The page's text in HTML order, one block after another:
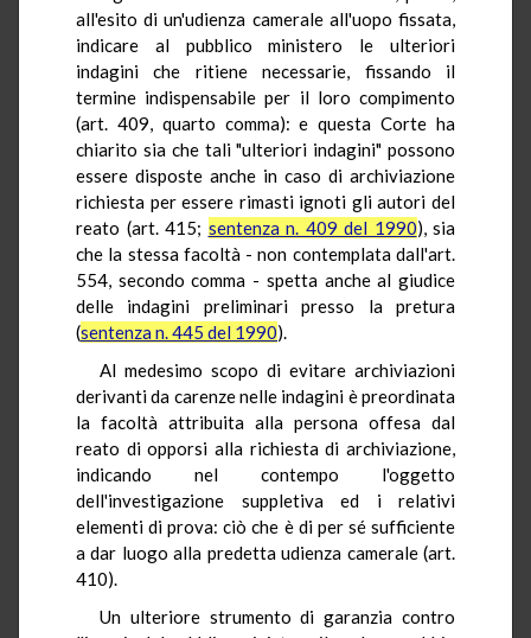
all'esito di un'udienza camerale all'uopo fissata,
indicare al pubblico ministero le ulteriori
indagini che ritiene necessarie, fissando il
termine indispensabile per il loro compimento
(art. 409, quarto comma): e questa Corte ha
chiarito sia che tali "ulteriori indagini" possono
essere disposte anche in caso di archiviazione
richiesta per essere rimasti ignoti gli autori del
reato (art. 415; sentenza n. 409 del 1990), sia
che la stessa facoltà - non contemplata dall'art.
554, secondo comma - spetta anche al giudice
delle indagini preliminari presso la pretura
(sentenza n. 445 del 1990).
Al medesimo scopo di evitare archiviazioni
derivanti da carenze nelle indagini è preordinata
la facoltà attribuita alla persona offesa dal
reato di opporsi alla richiesta di archiviazione,
indicando nel contempo l'oggetto
dell'investigazione suppletiva ed i relativi
elementi di prova: ciò che è di per sé sufficiente
a dar luogo alla predetta udienza camerale (art.
410).
Un ulteriore strumento di garanzia contro